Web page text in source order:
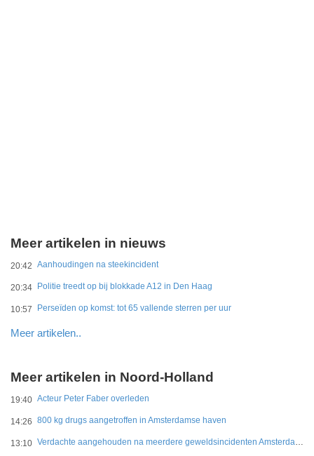
Meer artikelen in nieuws
20:42 Aanhoudingen na steekincident
20:34 Politie treedt op bij blokkade A12 in Den Haag
10:57 Perseïden op komst: tot 65 vallende sterren per uur
Meer artikelen..
Meer artikelen in Noord-Holland
19:40 Acteur Peter Faber overleden
14:26 800 kg drugs aangetroffen in Amsterdamse haven
13:10 Verdachte aangehouden na meerdere geweldsincidenten Amsterdam-West